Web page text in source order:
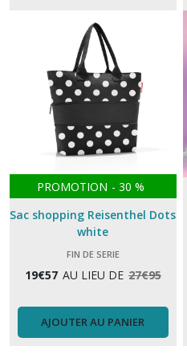
PROMOTION - 30 %
Sac shopping Reisenthel Dots
white
FIN DE SERIE
19€57 AU LIEU DE 27€95
AJOUTER AU PANIER